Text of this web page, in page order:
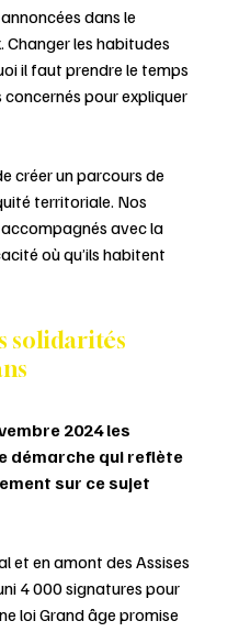
dans le
Changer les habitudes
il faut prendre le temps
pour expliquer
créer un parcours de
territoriale. Nos
avec la
où qu’ils habitent
solidarités
2024 les
démarche qui reflète
sur ce sujet
et en amont des Assises
4 000 signatures pour
loi Grand âge promise